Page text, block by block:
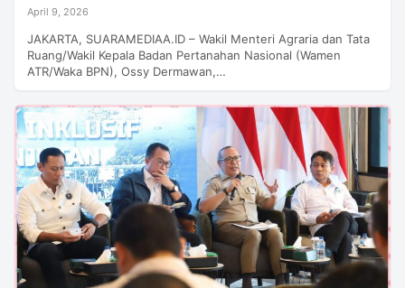
April 9, 2026
JAKARTA, SUARAMEDIAA.ID – Wakil Menteri Agraria dan Tata
Ruang/Wakil Kepala Badan Pertanahan Nasional (Wamen
ATR/Waka BPN), Ossy Dermawan,…